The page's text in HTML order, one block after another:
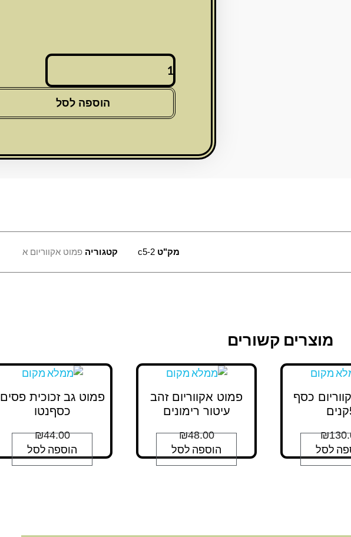
כמות
של
פמוט
באקווריום
הוספה לסל
מק"ט c5-2 קטגוריה פמוט אקווריום א
מוצרים קשורים
כסף
₪
לסל
פמוט אקווריום זהב
עיטור רימונים
₪48.00
הוספה לסל
פמוט גב זכוכית פסים
כסףנטו
₪44.00
הוספה לסל